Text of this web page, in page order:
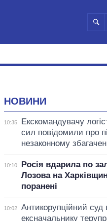
НОВИНИ
10:35
Екскомандувачу
сил повідомили про
незаконному
10:10
Росія вдарила по
Лозова на
поранені
10:02
Антикорупційний суд
ексначальнику